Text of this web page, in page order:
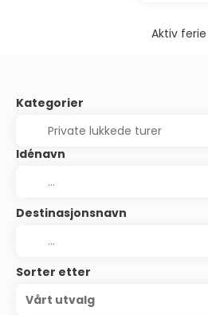
Aktiv ferie
Kategorier
Idénavn
Destinasjonsnavn
Sorter etter
Vårt utvalg